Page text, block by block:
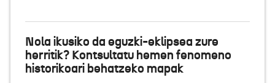
Nola ikusiko da eguzki-eklipsea zure
herritik? Kontsultatu hemen fenomeno
historikoari behatzeko mapak